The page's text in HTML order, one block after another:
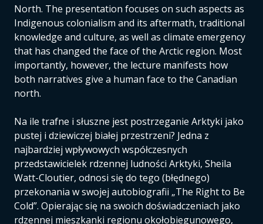
North. The presentation focuses on such aspects as
Indigenous colonialism and its aftermath, traditional
knowledge and culture, as well as climate emergency
that has changed the face of the Arctic region. Most
importantly, however, the lecture manifests how
both narratives give a human face to the Canadian
north.
Na ile trafne i słuszne jest postrzeganie Arktyki jako
pustej i dziewiczej białej przestrzeni? Jedna z
najbardziej wpływowych współczesnych
przedstawicielek rdzennej ludności Arktyki, Sheila
Watt-Cloutier, odnosi się do tego (błędnego)
przekonania w swojej autobiografii „The Right to Be
Cold”. Opierając się na swoich doświadczeniach jako
rdzennej mieszkanki regionu okołobiegunowego,